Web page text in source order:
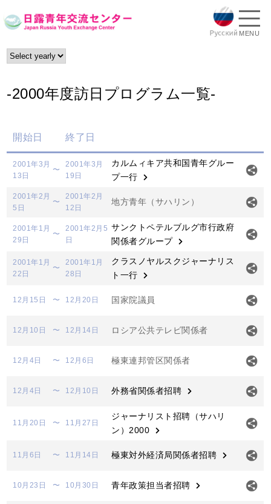
MENU
-2000年度訪日プログラム一覧-
開始日 終了日
2001年3月
13日
〜
2001年3月
19日
カルムィキア共和国青年グルー
プ一行
2001年2月
5日
〜
2001年2月
12日
地方青年（サハリン）
2001年1月
29日
〜
2001年2月5
日
サンクトペテルブルグ市行政府
関係者グループ
2001年1月
22日
〜
2001年1月
28日
クラスノヤルスクジャーナリス
ト一行
12月15日 〜 12月20日 国家院議員
12月10日 〜 12月14日 ロシア公共テレビ関係者
12月4日 〜 12月6日 極東連邦管区関係者
12月4日 〜 12月10日 外務省関係者招聘
11月20日 〜 11月27日
ジャーナリスト招聘（サハリ
ン）2000
11月6日 〜 11月14日 極東対外経済局関係者招聘
10月23日 〜 10月30日 青年政策担当者招聘